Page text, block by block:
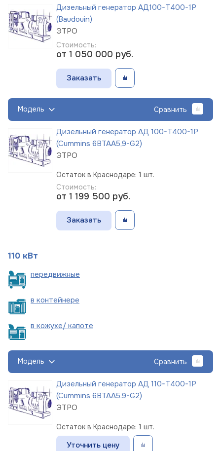
Дизельный генератор АД100-Т400-1Р
(Baudouin)
ЭТРО
Стоимость:
от 1 050 000 руб.
Заказать
Модель Сравнить
Дизельный генератор АД 100-Т400-1Р
(Cummins 6BTAA5,9-G2)
ЭТРО
Остаток в Краснодаре: 1 шт.
Стоимость:
от 1 199 500 руб.
Заказать
110 кВт
передвижные
в контейнере
в кожухе/ капоте
Модель Сравнить
Дизельный генератор АД 110-Т400-1Р
(Cummins 6BTAA5.9-G2)
ЭТРО
Остаток в Краснодаре: 1 шт.
Уточнить цену